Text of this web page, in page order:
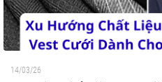
14/03/26